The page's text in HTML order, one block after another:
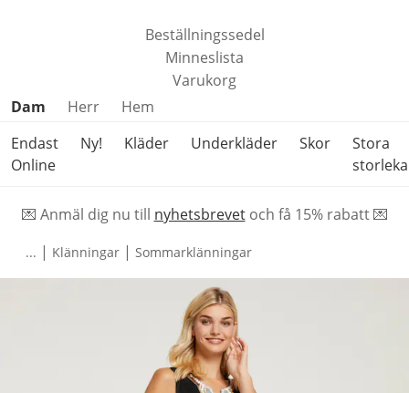
Beställningssedel
Minneslista
Varukorg
Hoppa över produktkategorier
Dam Herr
Hem
Endast
Online
Ny! Kläder Underkläder Skor
Stora
💌 Anmäl dig nu till nyhetsbrevetoch få 15% rabatt 💌
... | Klänningar | Sommarklänningar